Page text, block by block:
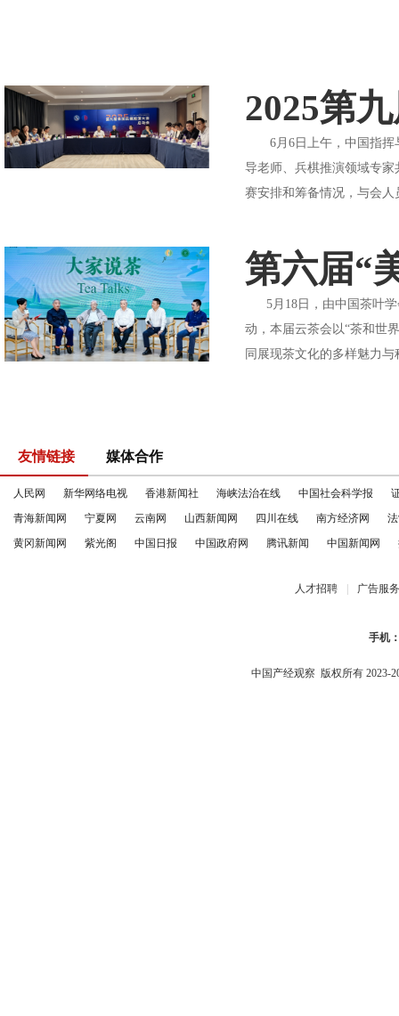
2025第
6月6日上午，中国指挥与
导老师、兵棋推演领域专
赛安排和筹备情况，与
第六届“
5月18日，由中国茶叶学
动，本届云茶会以“茶和世
同展现茶文化的多样魅力
友情链接 媒体合作
人民网 新华网络电视 香港新闻社 海峡法治在线 中国社会科学报
青海新闻网
宁夏网 云南网 山西新闻网 四川在线 南方经济网
黄冈新闻网
紫光阁 中国日报 中国政府网 腾讯新闻 中国新闻网
人才招聘 广告服务
手机
中国产经观察 版权所有 2023-